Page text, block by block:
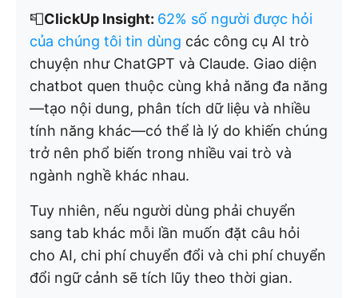
📮ClickUp Insight: 62% số người được hỏi
của chúng tôi tin dùng các công cụ AI trò
chuyện như ChatGPT và Claude. Giao diện
chatbot quen thuộc cùng khả năng đa năng
—tạo nội dung, phân tích dữ liệu và nhiều
tính năng khác—có thể là lý do khiến chúng
trở nên phổ biến trong nhiều vai trò và
ngành nghề khác nhau.
Tuy nhiên, nếu người dùng phải chuyển
sang tab khác mỗi lần muốn đặt câu hỏi
cho AI, chi phí chuyển đổi và chi phí chuyển
đổi ngữ cảnh sẽ tích lũy theo thời gian.